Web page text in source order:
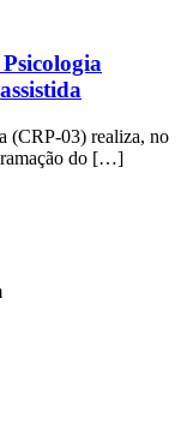
(CRP-03) realiza, no
do […]